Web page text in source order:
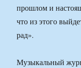
прошлом и
что из этого
рад».
Музыкальный